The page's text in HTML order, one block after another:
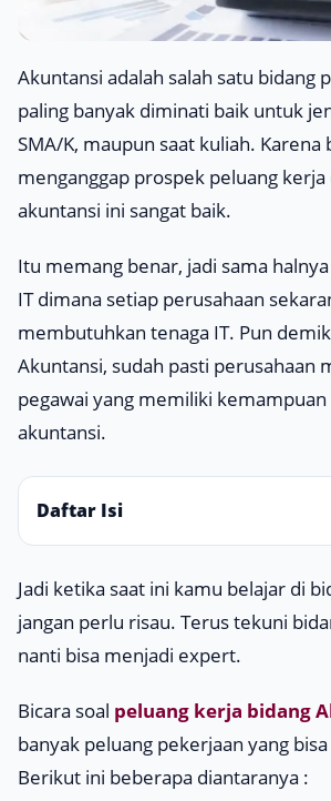
Akuntansi adalah salah satu bidang
paling banyak diminati baik untuk
SMA/K, maupun saat kuliah. Karena
menganggap prospek peluang
akuntansi ini sangat baik.
Itu memang benar, jadi sama
IT dimana setiap perusahaan
membutuhkan tenaga IT. Pun
Akuntansi, sudah pasti perusahaan
pegawai yang memiliki kemampuan
akuntansi.
Daftar Isi
Jadi ketika saat ini kamu belajar di
jangan perlu risau. Terus tekuni
nanti bisa menjadi expert.
Bicara soal peluang kerja bidang
banyak peluang pekerjaan yang
Berikut ini beberapa diantaranya :